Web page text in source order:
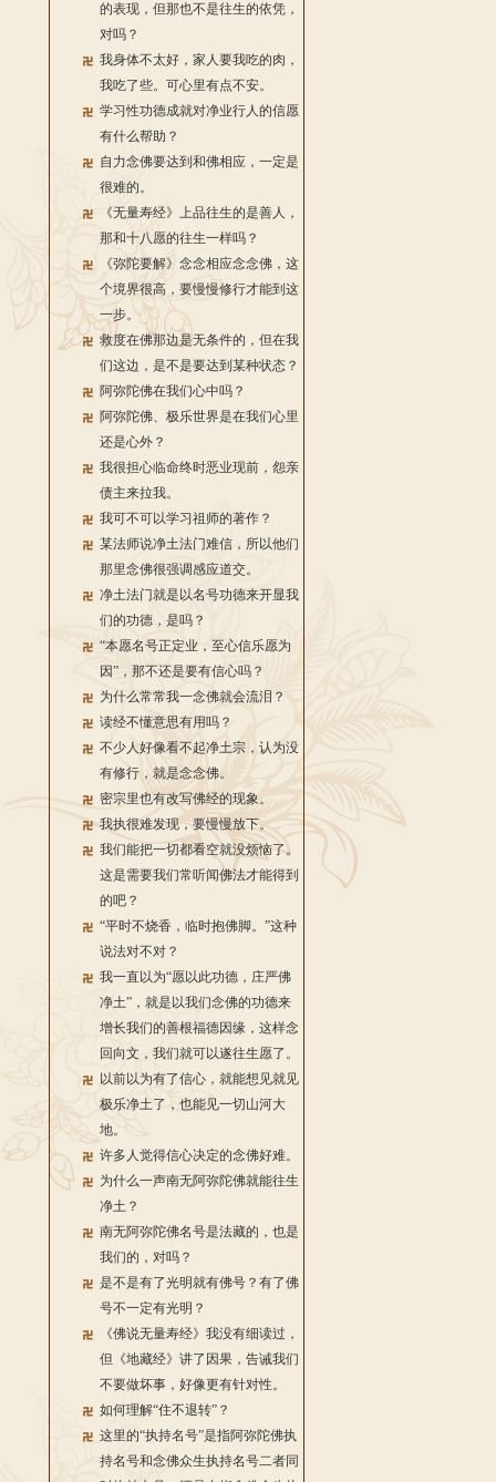
的表现，但那也不是往生的依凭，
对吗？
我身体不太好，家人要我吃的肉，
我吃了些。可心里有点不安。
学习性功德成就对净业行人的信愿
有什么帮助？
自力念佛要达到和佛相应，一定是
很难的。
《无量寿经》上品往生的是善人，
那和十八愿的往生一样吗？
《弥陀要解》念念相应念念佛，这
个境界很高，要慢慢修行才能到这
一步。
救度在佛那边是无条件的，但在我
们这边，是不是要达到某种状态？
阿弥陀佛在我们心中吗？
阿弥陀佛、极乐世界是在我们心里
还是心外？
我很担心临命终时恶业现前，怨亲
债主来拉我。
我可不可以学习祖师的著作？
某法师说净土法门难信，所以他们
那里念佛很强调感应道交。
净土法门就是以名号功德来开显我
们的功德，是吗？
“本愿名号正定业，至心信乐愿为
因”，那不还是要有信心吗？
为什么常常我一念佛就会流泪？
读经不懂意思有用吗？
不少人好像看不起净土宗，认为没
有修行，就是念念佛。
密宗里也有改写佛经的现象。
我执很难发现，要慢慢放下。
我们能把一切都看空就没烦恼了。
这是需要我们常听闻佛法才能得到
的吧？
“平时不烧香，临时抱佛脚。”这种
说法对不对？
我一直以为“愿以此功德，庄严佛
净土”，就是以我们念佛的功德来
增长我们的善根福德因缘，这样念
回向文，我们就可以遂往生愿了。
以前以为有了信心，就能想见就见
极乐净土了，也能见一切山河大
地。
许多人觉得信心决定的念佛好难。
为什么一声南无阿弥陀佛就能往生
净土？
南无阿弥陀佛名号是法藏的，也是
我们的，对吗？
是不是有了光明就有佛号？有了佛
号不一定有光明？
《佛说无量寿经》我没有细读过，
但《地藏经》讲了因果，告诫我们
不要做坏事，好像更有针对性。
如何理解“住不退转”？
这里的“执持名号”是指阿弥陀佛执
持名号和念佛众生执持名号二者同